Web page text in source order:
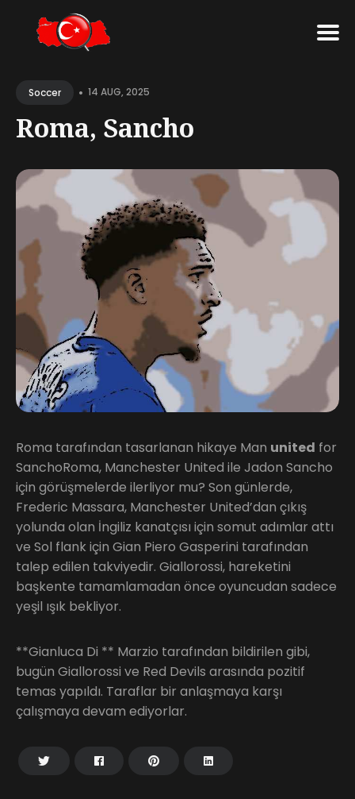
forSoccer • 14 AUG, 2025
Roma, Sancho
Roma tarafından tasarlanan hikaye Man united for
SanchoRoma, Manchester United ile Jadon Sancho
için görüşmelerde ilerliyor mu? Son günlerde,
Frederic Massara, Manchester United’dan çıkış
yolunda olan İngiliz kanatçısı için somut adımlar attı
ve Sol flank için Gian Piero Gasperini tarafından
talep edilen takviyedir. Giallorossi, hareketini
başkente tamamlamadan önce oyuncudan sadece
yeşil ışık bekliyor.
**Gianluca Di ** Marzio tarafından bildirilen gibi,
bugün Giallorossi ve Red Devils arasında pozitif
temas yapıldı. Taraflar bir anlaşmaya karşı
çalışmaya devam ediyorlar.